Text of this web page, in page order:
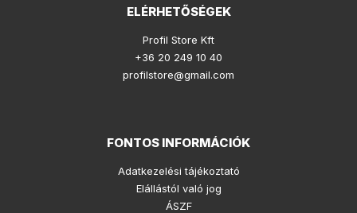
ELÉRHETŐSÉGEK
Profil Store Kft
+36 20 249 10 40
profilstore@gmail.com
FONTOS INFORMÁCIÓK
Adatkezelési tájékoztató
Elállástól való jog
ÁSZF